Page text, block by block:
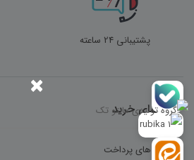
پشتیبانی 24 ساعته
راهنمای خرید
شیوه های پرداخت
×